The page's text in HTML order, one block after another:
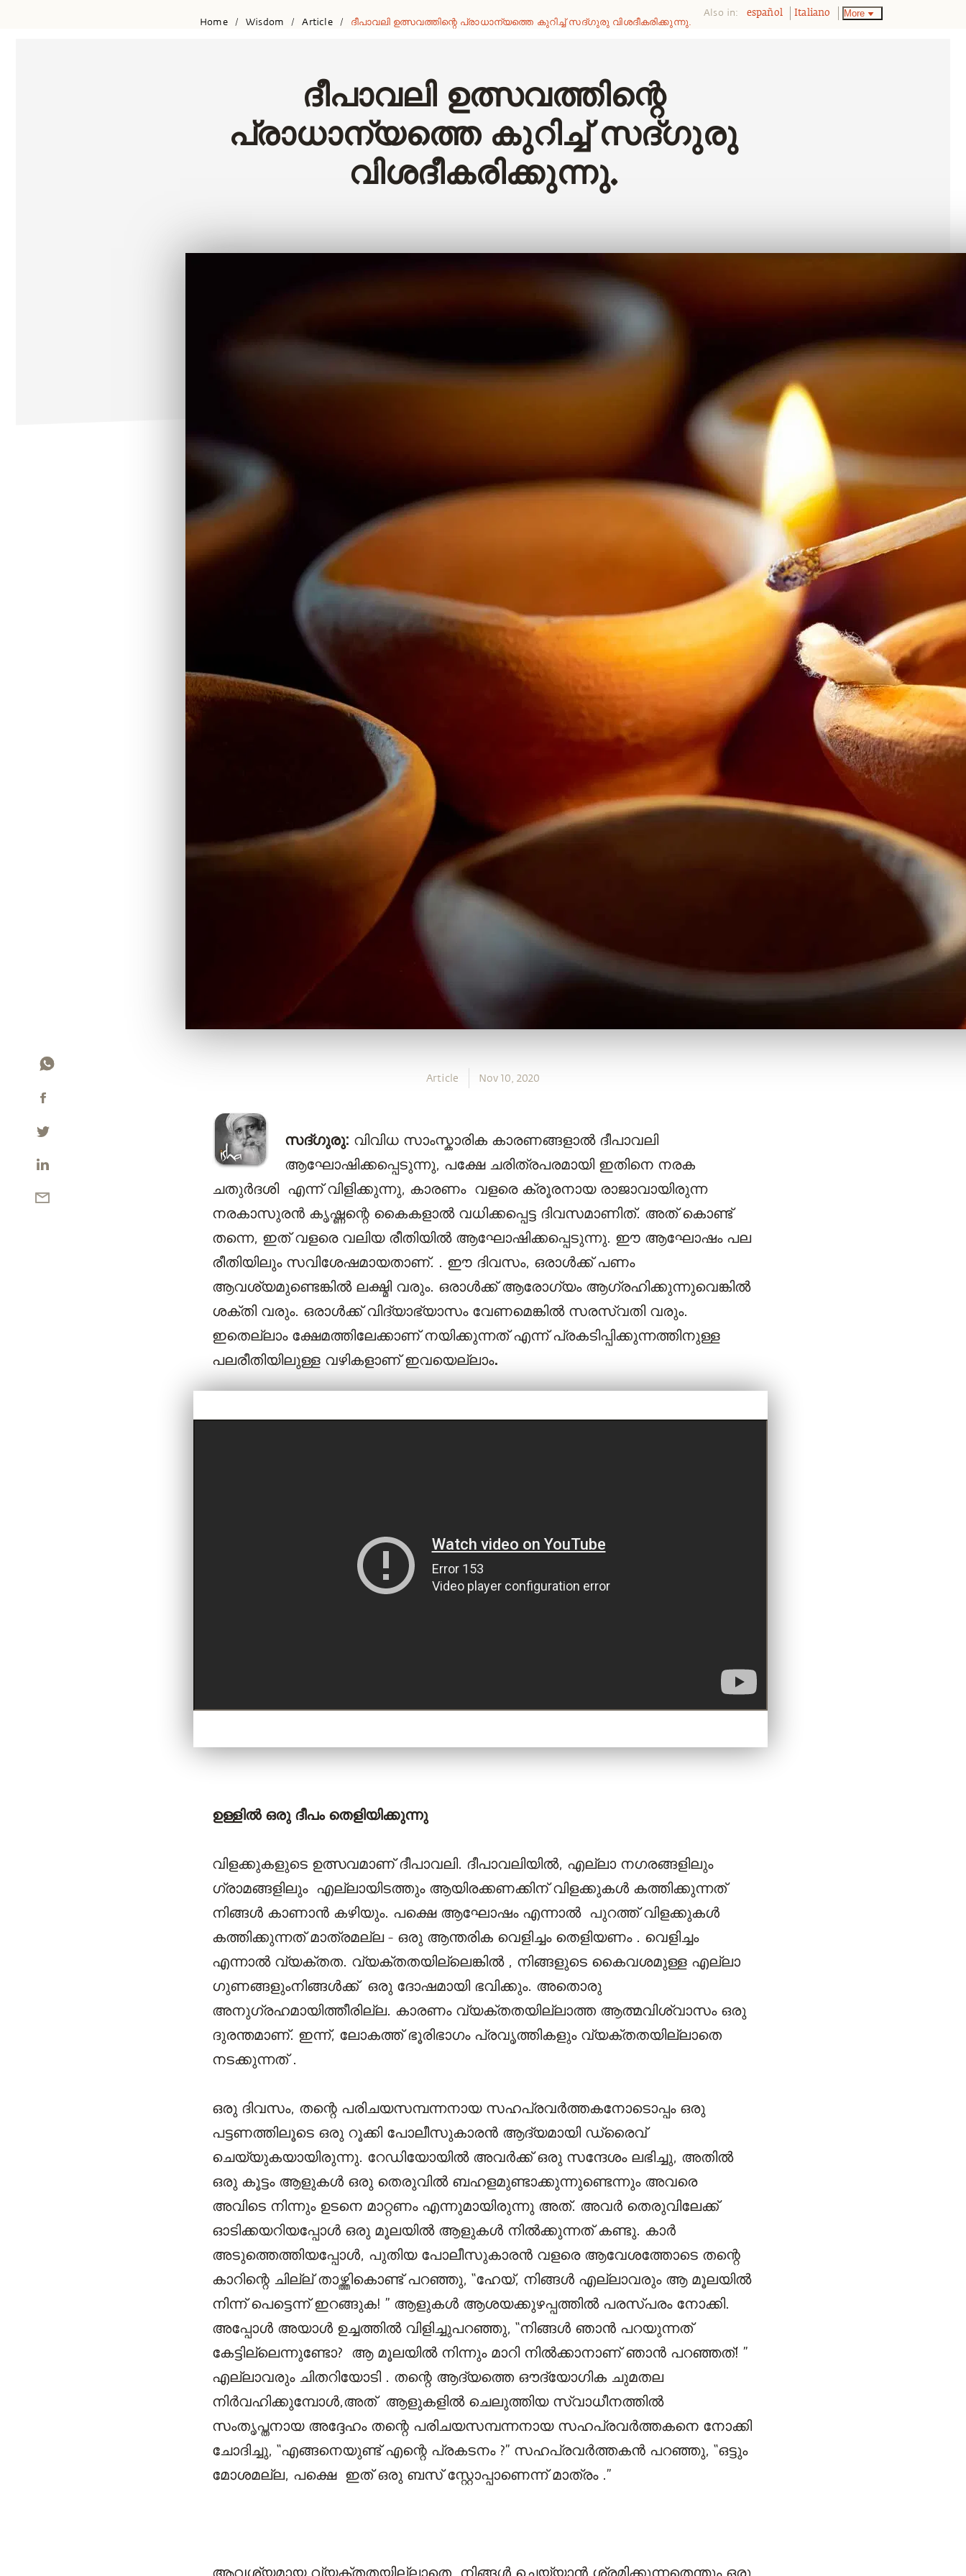
Home / Wisdom / Article / ദീപാവലി ഉത്സവത്തിന്റെ പ്രാധാന്യത്തെ കുറിച്ച് സദ്‌ഗുരു വിശദീകരിക്കുന്നു.
Also in: español Italiano More
ദീപാവലി ഉത്സവത്തിന്റെ
പ്രാധാന്യത്തെ കുറിച്ച് സദ്‌ഗുരു
വിശദീകരിക്കുന്നു.
Article Nov 10, 2020
സദ്‌ഗുരു: വിവിധ സാംസ്കാരിക കാരണങ്ങളാൽ ദീപാവലി
ആഘോഷിക്കപ്പെടുന്നു, പക്ഷേ ചരിത്രപരമായി ഇതിനെ നരക
ചതുർദശി എന്ന് വിളിക്കുന്നു, കാരണം വളരെ ക്രൂരനായ രാജാവായിരുന്ന
നരകാസുരൻ കൃഷ്ണന്റെ കൈകളാൽ വധിക്കപ്പെട്ട ദിവസമാണിത്. അത് കൊണ്ട്
തന്നെ, ഇത് വളരെ വലിയ രീതിയിൽ ആഘോഷിക്കപ്പെടുന്നു. ഈ ആഘോഷം പല
രീതിയിലും സവിശേഷമായതാണ്. . ഈ ദിവസം, ഒരാൾക്ക് പണം
ആവശ്യമുണ്ടെങ്കിൽ ലക്ഷ്മി വരും. ഒരാൾക്ക് ആരോഗ്യം ആഗ്രഹിക്കുന്നുവെങ്കിൽ
ശക്തി വരും. ഒരാൾക്ക് വിദ്യാഭ്യാസം വേണമെങ്കിൽ സരസ്വതി വരും.
ഇതെല്ലാം ക്ഷേമത്തിലേക്കാണ് നയിക്കുന്നത് എന്ന് പ്രകടിപ്പിക്കുന്നത്തിനുള്ള
പലരീതിയിലുള്ള വഴികളാണ് ഇവയെല്ലാം.
ഉള്ളിൽ ഒരു ദീപം തെളിയിക്കുന്നു
വിളക്കുകളുടെ ഉത്സവമാണ് ദീപാവലി. ദീപാവലിയിൽ, എല്ലാ നഗരങ്ങളിലും
ഗ്രാമങ്ങളിലും എല്ലായിടത്തും ആയിരക്കണക്കിന് വിളക്കുകൾ കത്തിക്കുന്നത്
നിങ്ങൾ കാണാൻ കഴിയും. പക്ഷെ ആഘോഷം എന്നാൽ പുറത്ത് വിളക്കുകൾ
കത്തിക്കുന്നത് മാത്രമല്ല - ഒരു ആന്തരിക വെളിച്ചം തെളിയണം . വെളിച്ചം
എന്നാൽ വ്യക്തത. വ്യക്തതയില്ലെങ്കിൽ , നിങ്ങളുടെ കൈവശമുള്ള എല്ലാ
ഗുണങ്ങളുംനിങ്ങൾക്ക് ഒരു ദോഷമായി ഭവിക്കും. അതൊരു
അനുഗ്രഹമായിത്തീരില്ല. കാരണം വ്യക്തതയില്ലാത്ത ആത്മവിശ്വാസം ഒരു
ദുരന്തമാണ്. ഇന്ന്, ലോകത്ത് ഭൂരിഭാഗം പ്രവൃത്തികളും വ്യക്തതയില്ലാതെ
നടക്കുന്നത് .
ഒരു ദിവസം, തന്റെ പരിചയസമ്പന്നനായ സഹപ്രവർത്തകനോടൊപ്പം ഒരു
പട്ടണത്തിലൂടെ ഒരു റൂക്കി പോലീസുകാരൻ ആദ്യമായി ഡ്രൈവ്
ചെയ്യുകയായിരുന്നു. റേഡിയോയിൽ അവർക്ക് ഒരു സന്ദേശം ലഭിച്ചു, അതിൽ
ഒരു കൂട്ടം ആളുകൾ ഒരു തെരുവിൽ ബഹളമുണ്ടാക്കുന്നുണ്ടെന്നും അവരെ
അവിടെ നിന്നും ഉടനെ മാറ്റണം എന്നുമായിരുന്നു അത്. അവർ തെരുവിലേക്ക്
ഓടിക്കയറിയപ്പോൾ ഒരു മൂലയിൽ ആളുകൾ നിൽക്കുന്നത് കണ്ടു. കാർ
അടുത്തെത്തിയപ്പോൾ, പുതിയ പോലീസുകാരൻ വളരെ ആവേശത്തോടെ തന്റെ
കാറിന്റെ ചില്ല് താഴ്ത്തികൊണ്ട് പറഞ്ഞു, “ഹേയ്, നിങ്ങൾ എല്ലാവരും ആ മൂലയിൽ
നിന്ന് പെട്ടെന്ന് ഇറങ്ങുക! ” ആളുകൾ ആശയക്കുഴപ്പത്തിൽ പരസ്പരം നോക്കി.
അപ്പോൾ അയാൾ ഉച്ചത്തിൽ വിളിച്ചുപറഞ്ഞു, “നിങ്ങൾ ഞാൻ പറയുന്നത്
കേട്ടില്ലെന്നുണ്ടോ? ആ മൂലയിൽ നിന്നും മാറി നിൽക്കാനാണ് ഞാൻ പറഞ്ഞത്! ”
എല്ലാവരും ചിതറിയോടി . തന്റെ ആദ്യത്തെ ഔദ്യോഗിക ചുമതല
നിർവഹിക്കുമ്പോൾ,അത് ആളുകളിൽ ചെലുത്തിയ സ്വാധീനത്തിൽ
സംതൃപ്തനായ അദ്ദേഹം തന്റെ പരിചയസമ്പന്നനായ സഹപ്രവർത്തകനെ നോക്കി
ചോദിച്ചു, “എങ്ങനെയുണ്ട് എന്റെ പ്രകടനം ?” സഹപ്രവർത്തകൻ പറഞ്ഞു, “ഒട്ടും
മോശമല്ല, പക്ഷെ ഇത് ഒരു ബസ് സ്റ്റോപ്പാണെന്ന് മാത്രം .”
ആവശ്യമായ വ്യക്തതയില്ലാതെ, നിങ്ങൾ ചെയ്യാൻ ശ്രമിക്കുന്നതെന്തും ഒരു